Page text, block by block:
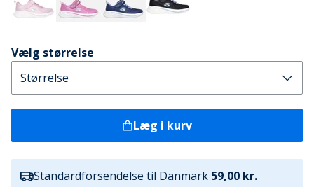
Vælg størrelse
Læg i kurv
Standardforsendelse til Danmark 59,00 kr.